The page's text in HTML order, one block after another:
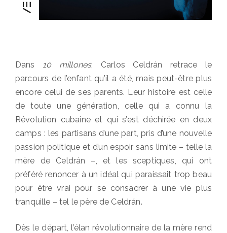
Dans 10 millones, Carlos Celdrán retrace le
parcours de l’enfant qu’il a été, mais peut-être plus
encore celui de ses parents. Leur histoire est celle
de toute une génération, celle qui a connu la
Révolution cubaine et qui s’est déchirée en deux
camps : les partisans d’une part, pris d’une nouvelle
passion politique et d’un espoir sans limite – telle la
mère de Celdrán –, et les sceptiques, qui ont
préféré renoncer à un idéal qui paraissait trop beau
pour être vrai pour se consacrer à une vie plus
tranquille – tel le père de Celdrán.
Dès le départ, l’élan révolutionnaire de la mère rend